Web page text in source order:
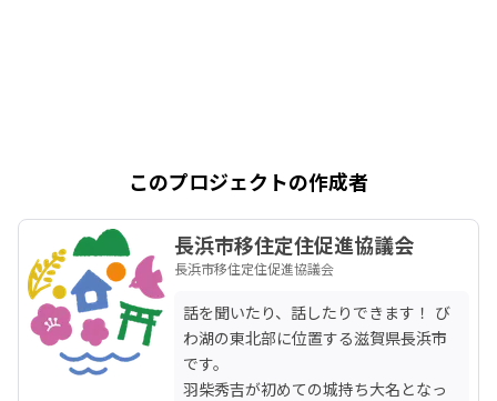
このプロジェクトの作成者
長浜市移住定住促進協議会
長浜市移住定住促進協議会
話を聞いたり、話したりできます！ び
わ湖の東北部に位置する滋賀県長浜市
です。
羽柴秀吉が初めての城持ち大名となっ